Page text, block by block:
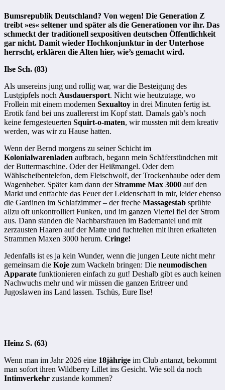
Bumsrepublik Deutschland? Von wegen! Die Generation Z
treibt »es« seltener und später als die Generationen vor ihr. Das
schmeckt der traditionell sexpositiven deutschen Öffentlichkeit
gar nicht. Damit wieder Hochkonjunktur in der Unterhose
herrscht, erklären die Alten hier, wie’s gemacht wird.
Ilse Sch. (83)
Als unsereins jung und rollig war, war die Besteigung des
Lustgipfels noch Ausdauersport. Nicht wie heutzutage, wo
Frollein mit einem modernen Sexualtoy in drei Minuten fertig ist.
Erotik fand bei uns zuallererst im Kopf statt. Damals gab’s noch
keine ferngesteuerten Squirt-o-maten, wir mussten mit dem kreativ
werden, was wir zu Hause hatten.
Wenn der Bernd morgens zu seiner Schicht im
Kolonialwarenladen aufbrach, begann mein Schäferstündchen mit
der Buttermaschine. Oder der Heißmangel. Oder dem
Wählscheibentelefon, dem Fleischwolf, der Trockenhaube oder dem
Wagenheber. Später kam dann derStramme Max 3000 auf den
Markt und entfachte das Feuer der Leidenschaft in mir, leider ebenso
die Gardinen im Schlafzimmer – der freche Massagestab sprühte
allzu oft unkontrolliert Funken, und im ganzen Viertel fiel der Strom
aus. Dann standen die Nachbarsfrauen im Bademantel und mit
zerzausten Haaren auf der Matte und fuchtelten mit ihren erkalteten
Strammen Maxen 3000 herum. Cringe!
Jedenfalls ist es ja kein Wunder, wenn die jungen Leute nicht mehr
gemeinsam die Koje zum Wackeln bringen: Die neumodischen
Apparate funktionieren einfach zu gut! Deshalb gibt es auch keinen
Nachwuchs mehr und wir müssen die ganzen Eritreer und
Jugoslawen ins Land lassen. Tschüs, Eure Ilse!
Heinz S. (63)
Wenn man im Jahr 2026 eine 18jährige im Club antanzt, bekommt
man sofort ihren Wildberry Lillet ins Gesicht. Wie soll da noch
Intimverkehr zustande kommen?